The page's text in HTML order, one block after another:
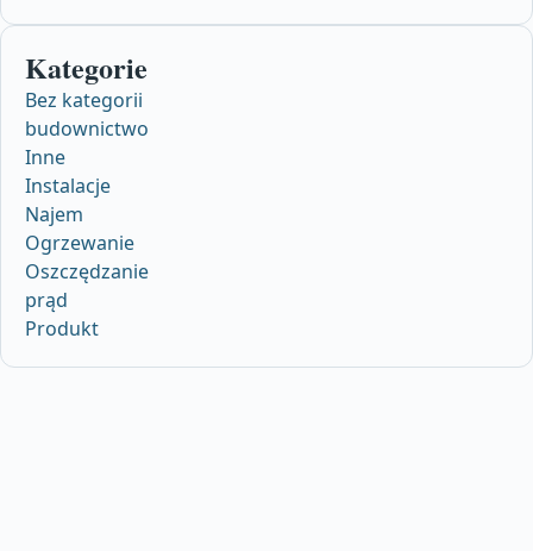
Kategorie
Bez kategorii
budownictwo
Inne
Instalacje
Najem
Ogrzewanie
Oszczędzanie
prąd
Produkt